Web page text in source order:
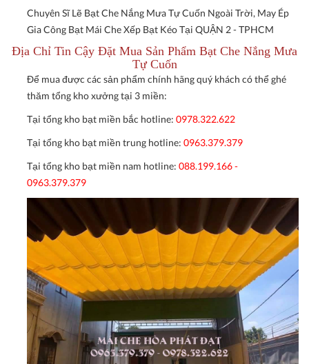
Chuyên Sĩ Lẽ Bạt Che Nắng Mưa Tự Cuốn Ngoài Trời, May Ép
Gia Công Bạt Mái Che Xếp Bạt Kéo Tại QUẬN 2 - TPHCM
Địa Chỉ Tin Cậy Đặt Mua Sản Phẩm Bạt Che Nắng Mưa
Tự Cuốn
Để mua được các sản phẩm chính hãng quý khách có thể ghé
thăm tổng kho xưởng tại 3 miền:
Tại tổng kho bạt miền bắc hotline: 0978.322.622
Tại tổng kho bạt miền trung hotline: 0963.379.379
Tại tổng kho bạt miền nam hotline: 088.199.166 -
0963.379.379